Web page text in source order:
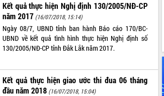
Kết quả thực hiện Nghị định 130/2005/NĐ-CP
năm 2017 (16/07/2018, 15:14)
Ngày 08/7, UBND tỉnh ban hành Báo cáo 170/BC-
UBND về kết quả tình hình thực hiện Nghị định số
130/2005/NĐ-CP tỉnh Đắk Lắk năm 2017.
Kết quả thực hiện giao ước thi đua 06 tháng
đầu năm 2018 (16/07/2018, 15:04)